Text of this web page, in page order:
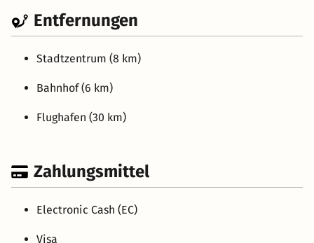
Entfernungen
Stadtzentrum (8 km)
Bahnhof (6 km)
Flughafen (30 km)
Zahlungsmittel
Electronic Cash (EC)
Visa